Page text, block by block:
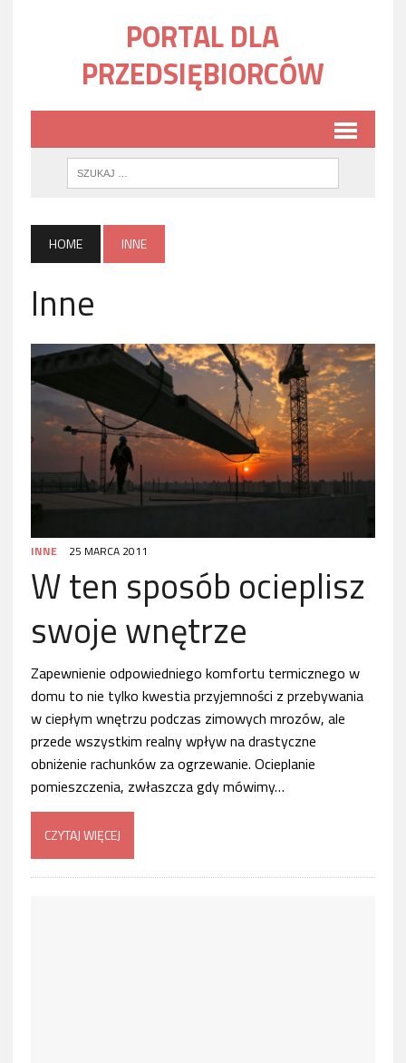
PORTAL DLA
PRZEDSIĘBIORCÓW
HOME INNE
Inne
INNE 25 MARCA 2011
W ten sposób ocieplisz
swoje wnętrze
Zapewnienie odpowiedniego komfortu termicznego w
domu to nie tylko kwestia przyjemności z przebywania
w ciepłym wnętrzu podczas zimowych mrozów, ale
przede wszystkim realny wpływ na drastyczne
obniżenie rachunków za ogrzewanie. Ocieplanie
pomieszczenia, zwłaszcza gdy mówimy…
CZYTAJ WIĘCEJ